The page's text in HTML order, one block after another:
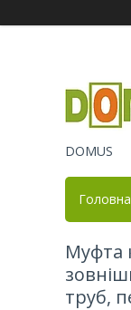
DOMUS
Головна
Муфта
труб,